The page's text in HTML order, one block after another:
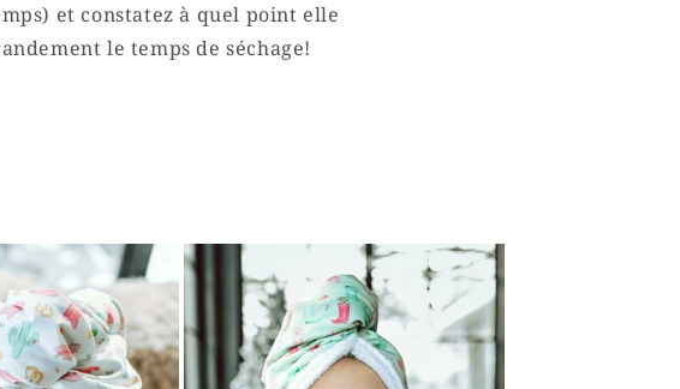
et constatez à quel point elle
le temps de séchage!